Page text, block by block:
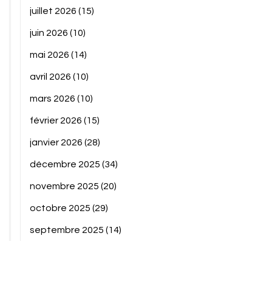
juillet 2026 (15)
juin 2026 (10)
mai 2026 (14)
avril 2026 (10)
mars 2026 (10)
février 2026 (15)
janvier 2026 (28)
décembre 2025 (34)
novembre 2025 (20)
octobre 2025 (29)
septembre 2025 (14)